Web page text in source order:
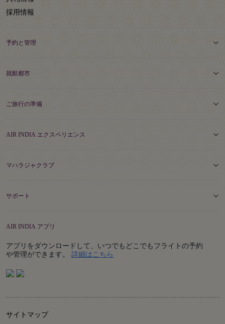
採用情報
予約と管理
就航都市
ご旅行の準備
AIR INDIA エクスペリエンス
マハラジャクラブ
サポート
AIR INDIA アプリ
アプリをダウンロードして、いつでもどこでもフライトの予約
や管理ができます。 詳細はこちら
サイトマップ